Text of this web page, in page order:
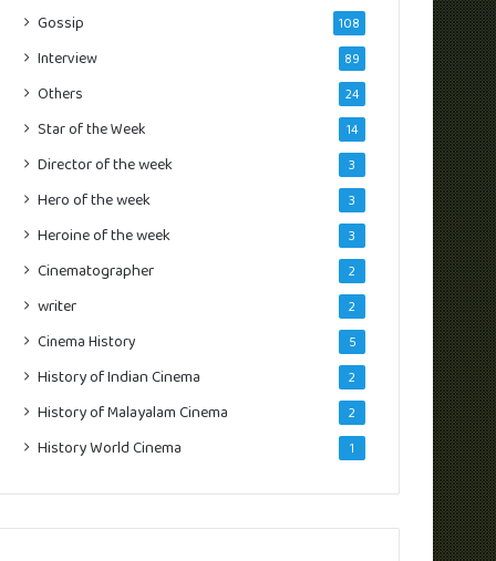
Gossip 108
Interview 89
Others 24
Star of the Week 14
Director of the week 3
Hero of the week 3
Heroine of the week 3
Cinematographer 2
writer 2
Cinema History 5
History of Indian Cinema 2
History of Malayalam Cinema 2
History World Cinema 1